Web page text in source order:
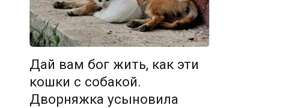
Дай вам бог жить, как эти
кошки с собакой.
Дворняжка усыновила